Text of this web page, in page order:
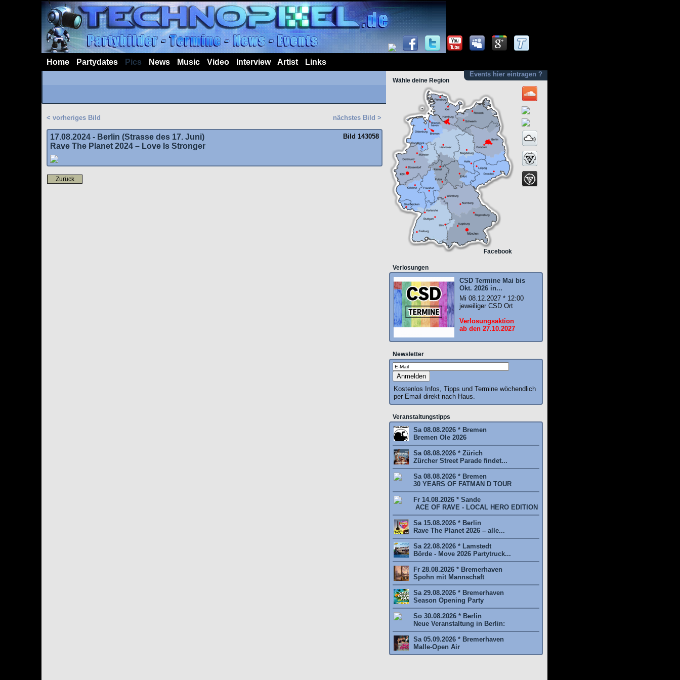
Home Partydates Pics News Music Video Interview Artist Links
Events hier eintragen ?
Wähle deine Region
Facebook
Verlosungen
CSD Termine Mai bis
Okt. 2026 in...
Mi 08.12.2027 * 12:00
jeweiliger CSD Ort
Verlosungsaktion
ab den 27.10.2027
Newsletter
Kostenlos Infos, Tipps und Termine wöchendlich
per Email direkt nach Haus.
Veranstaltungstipps
Sa 08.08.2026 * Bremen
Bremen Ole 2026
Sa 08.08.2026 * Zürich
Zürcher Street Parade findet...
Sa 08.08.2026 * Bremen
30 YEARS OF FATMAN D TOUR
Fr 14.08.2026 * Sande
ACE OF RAVE - LOCAL HERO EDITION
Sa 15.08.2026 * Berlin
Rave The Planet 2026 – alle...
Sa 22.08.2026 * Lamstedt
Börde - Move 2026 Partytruck...
Fr 28.08.2026 * Bremerhaven
Spohn mit Mannschaft
Sa 29.08.2026 * Bremerhaven
Season Opening Party
So 30.08.2026 * Berlin
Neue Veranstaltung in Berlin:
Sa 05.09.2026 * Bremerhaven
Malle-Open Air
nächstes Bild >
< vorheriges Bild
Bild 143058
17.08.2024 - Berlin (Strasse des 17. Juni)
Rave The Planet 2024 – Love Is Stronger